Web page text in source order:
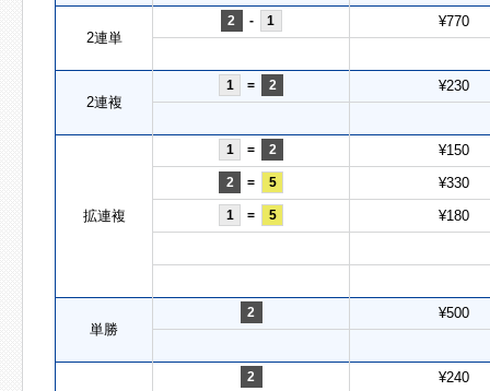
2連単
2 - 1 ¥770
2連複
1 = 2 ¥230
拡連複
1 = 2 ¥150
2 = 5 ¥330
1 = 5 ¥180
単勝
2 ¥500
2 ¥240